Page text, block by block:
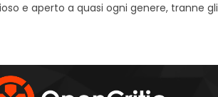
w
e aperto a quasi ogni genere, tranne gli